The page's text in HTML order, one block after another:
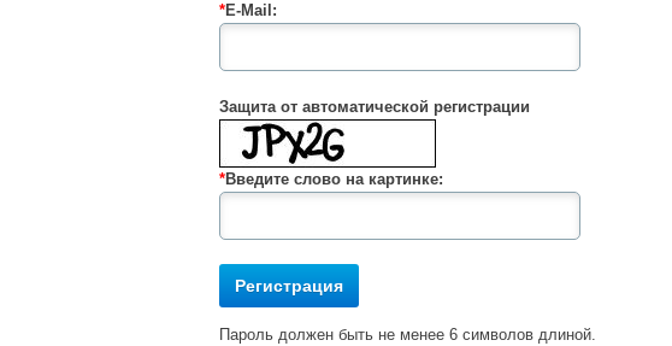
*E-Mail:
Защита от автоматической регистрации
*Введите слово на картинке:
Пароль должен быть не менее 6 символов длиной.